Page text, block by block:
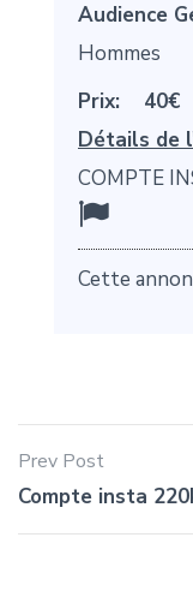
Audience
Hommes
Prix:
40€
Détails de
COMPTE
Cette
Prev Post
Compte insta